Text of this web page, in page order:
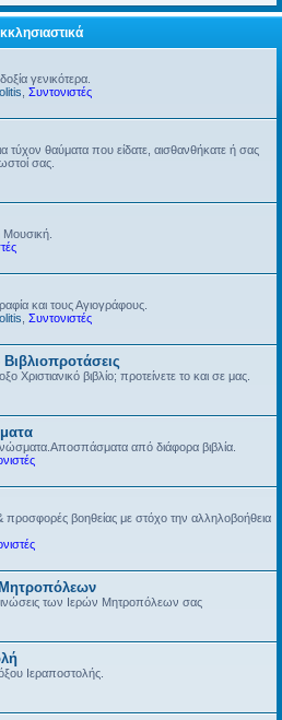
γενικότερα.
Συντονιστές
τύχον θαύματα που είδατε, αισθανθήκατε ή σας
σας.
Μουσική.
και τους Αγιογράφους.
Συντονιστές
Χριστιανικό βιβλίο; προτείνετε το και σε μας.
από διάφορα βιβλία.
προσφορές βοηθείας με στόχο την αλληλοβοήθεια
Μητροπόλεων
των Ιερών Μητροπόλεων σας
Ιεραποστολής.